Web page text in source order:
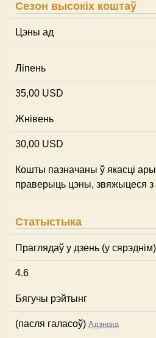
Сезон высокіх коштаў
Цэны ад
Ліпень
35,00 USD
Жнівень
30,00 USD
Кошты пазначаны ў якасці
праверыць цэны, звяжыцеся з
Статыстыка
Праглядаў у дзень (у
4.6
Бягучы рэйтынг
(пасля галасоў) Адзнака